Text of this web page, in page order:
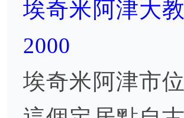
埃奇米阿津大
2000
埃奇米阿津市